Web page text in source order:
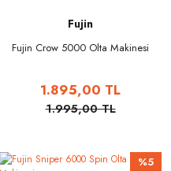
Fujin
Fujin Crow 5000 Olta Makinesi
1.895,00 TL
1.995,00 TL
%5